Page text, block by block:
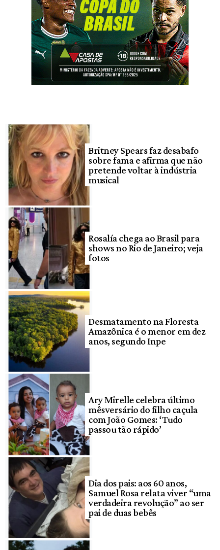
Britney Spears faz desabafo
sobre fama e afirma que não
pretende voltar à indústria
musical
Rosalía chega ao Brasil para
shows no Rio de Janeiro; veja
fotos
Desmatamento na Floresta
Amazônica é o menor em dez
anos, segundo Inpe
Ary Mirelle celebra último
mêsversário do filho caçula
com João Gomes: ‘Tudo
passou tão rápido’
Dia dos pais: aos 60 anos,
Samuel Rosa relata viver “uma
verdadeira revolução” ao ser
pai de duas bebês